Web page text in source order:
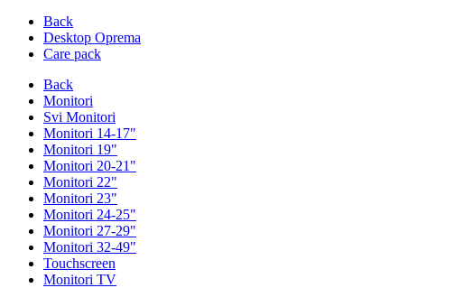
Back
Desktop Oprema
Care pack
Back
Monitori
Svi Monitori
Monitori 14-17"
Monitori 19"
Monitori 20-21"
Monitori 22"
Monitori 23"
Monitori 24-25"
Monitori 27-29"
Monitori 32-49"
Touchscreen
Monitori TV